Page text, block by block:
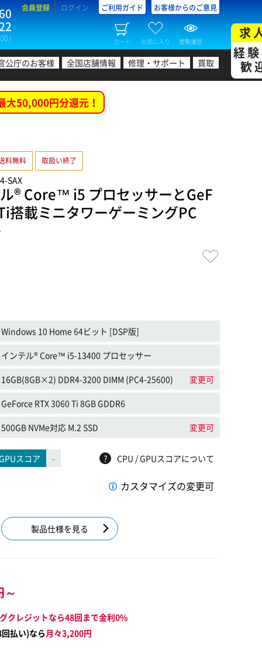
)
会員登録 ログイン ご利用ガイド お客様からのご意見
カート お気に入り 閲覧履歴
公庁のお客様 全国店舗情報 修理・サポート 買取
求
経
歓
大50,000円分還元！
料無料 取扱い終了
SAX
® Core™ i5 プロセッサーとGeF
搭載ミニタワーゲーミングPC
Windows 10 Home 64ビット [DSP版]
インテル® Core™ i5-13400 プロセッサー
16GB(8GB×2) DDR4-3200 DIMM (PC4-25600) 変更可
GeForce RTX 3060 Ti 8GB GDDR6
500GB NVMe対応 M.2 SSD 変更可
スコア - ? CPU / GPUスコアについて
カスタマイズの変更可
製品仕様を見る
～
クレジットなら48回まで金利0%
回払い)なら月々3,200円